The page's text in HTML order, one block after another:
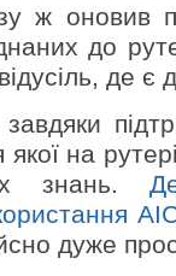
ж оновив
до
де є
якої на
знань.
дуже